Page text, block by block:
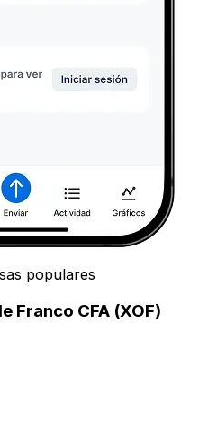
populares
Franco CFA (XOF)